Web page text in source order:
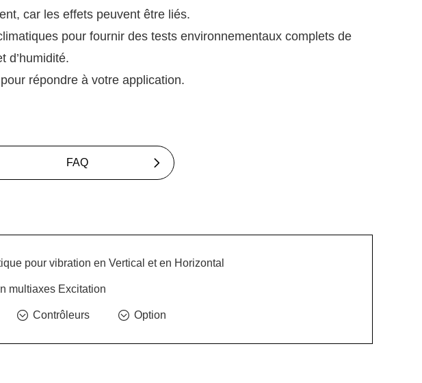
car les effets peuvent être liés.
pour fournir des tests environnementaux complets de
d’humidité.
répondre à votre application.
FAQ
pour vibration en Vertical et en Horizontal
multiaxes Excitation
Contrôleurs Option